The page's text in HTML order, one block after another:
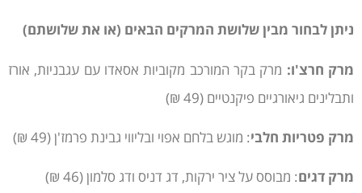
ניתן לבחור מבין שלושת המרקים הבאים (או את שלושתם)
מרק חרצ'ו: מרק בקר המורכב מקוביות אסאדו עם עגבניות, אורז
ותבלינים גיאורגיים פיקנטיים (49 ₪)
מרק פטריות חלבי: מוגש בלחם אפוי ובליווי גבינת פרמז'ן (49 ₪)
מרק דגים: מבוסס על ציר ירקות, דג דניס ודג סלמון (46 ₪)